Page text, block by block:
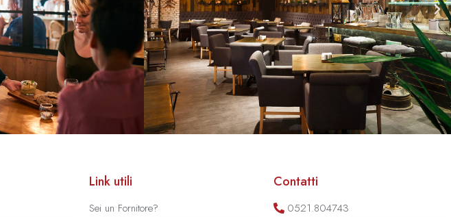
Link utili
Sei un Fornitore?
Contatti
0521.804743